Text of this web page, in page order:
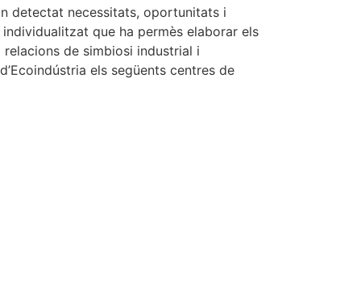
detectat necessitats, oportunitats i
que ha permès elaborar els
de simbiosi industrial i
els següents centres de